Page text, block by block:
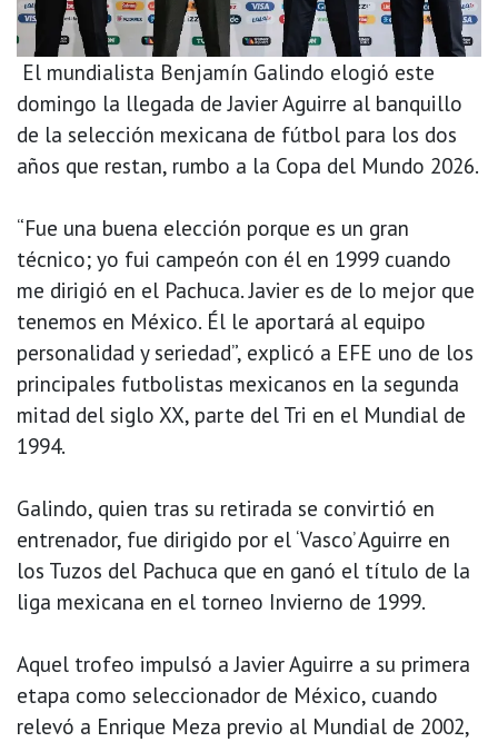
El mundialista Benjamín Galindo elogió este
domingo la llegada de Javier Aguirre al banquillo
de la selección mexicana de fútbol para los dos
años que restan, rumbo a la Copa del Mundo 2026.
“Fue una buena elección porque es un gran
técnico; yo fui campeón con él en 1999 cuando
me dirigió en el Pachuca. Javier es de lo mejor que
tenemos en México. Él le aportará al equipo
personalidad y seriedad”, explicó a EFE uno de los
principales futbolistas mexicanos en la segunda
mitad del siglo XX, parte del Tri en el Mundial de
1994.
Galindo, quien tras su retirada se convirtió en
entrenador, fue dirigido por el ‘Vasco’ Aguirre en
los Tuzos del Pachuca que en ganó el título de la
liga mexicana en el torneo Invierno de 1999.
Aquel trofeo impulsó a Javier Aguirre a su primera
etapa como seleccionador de México, cuando
relevó a Enrique Meza previo al Mundial de 2002,